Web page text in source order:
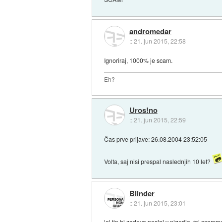
andromedar
::21. jun 2015, 22:58
Ignoriraj, 1000% je scam.
Eh?
Uros!no
::21. jun 2015, 22:59
Čas prve prijave: 26.08.2004 23:52:05
Volta, saj nisi prespal naslednjih 10 let?
Blinder
::21. jun 2015, 23:01